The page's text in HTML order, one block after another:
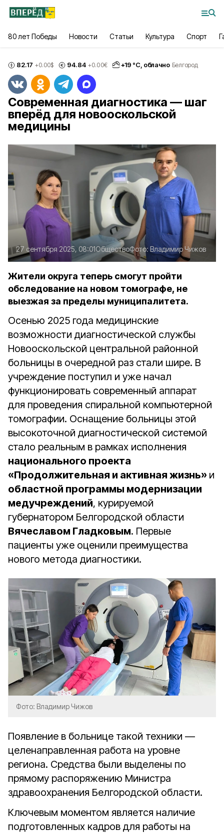
80 лет Победы Новости Статьи Культура Спорт
82.17 +0.00$ 94.84 +0.00€ +19 °С, облачно Белгород
Современная диагностика — шаг
вперёд для новооскольской
медицины
27 сентября 2025, 08:01ОбществоФото:Владимир Чижов
Жители округа теперь смогут пройти
обследование на новом томографе, не
выезжая за пределы муниципалитета.
Осенью 2025 года медицинские
возможности диагностической службы
Новооскольской центральной районной
больницы в очередной раз стали шире. В
учреждение поступил и уже начал
функционировать современный аппарат
для проведения спиральной компьютерной
томографии. Оснащение больницы этой
высокоточной диагностической системой
стало реальным в рамках исполнения
национального проекта
«Продолжительная и активная жизнь» и
областной программы модернизации
медучреждений, курируемой
губернатором Белгородской области
Вячеславом Гладковым. Первые
пациенты уже оценили преимущества
нового метода диагностики.
Фото: Владимир Чижов
Появление в больнице такой техники —
целенаправленная работа на уровне
региона. Средства были выделены по
прямому распоряжению Министра
здравоохранения Белгородской области.
Ключевым моментом является наличие
подготовленных кадров для работы на